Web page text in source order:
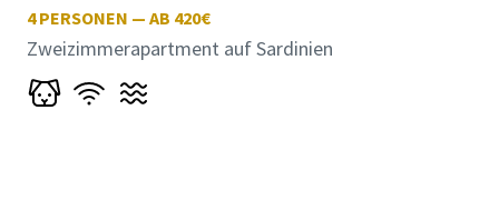
4PERSONEN — AB 420€
Zweizimmerapartment auf Sardinien